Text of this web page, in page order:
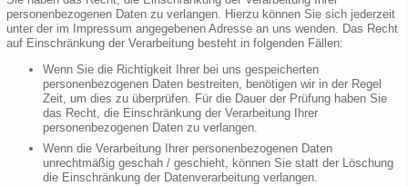
personenbezogenen Daten zu verlangen. Hierzu können Sie sich jederzeit
unter der im Impressum angegebenen Adresse an uns wenden. Das Recht
auf Einschränkung der Verarbeitung besteht in folgenden Fällen:
Wenn Sie die Richtigkeit Ihrer bei uns gespeicherten
personenbezogenen Daten bestreiten, benötigen wir in der Regel
Zeit, um dies zu überprüfen. Für die Dauer der Prüfung haben Sie
das Recht, die Einschränkung der Verarbeitung Ihrer
personenbezogenen Daten zu verlangen.
Wenn die Verarbeitung Ihrer personenbezogenen Daten
unrechtmäßig geschah / geschieht, können Sie statt der Löschung
die Einschränkung der Datenverarbeitung verlangen.